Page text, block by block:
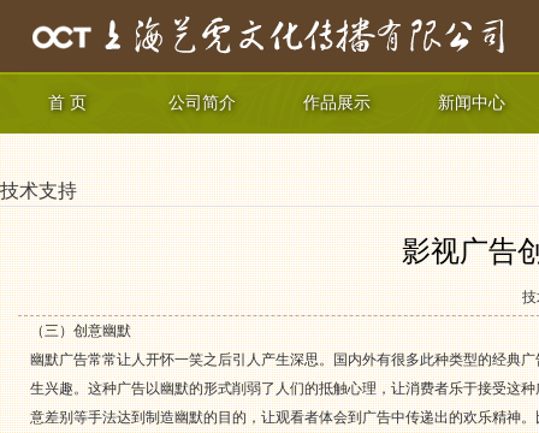
首 页 公司简介 作品展示 新闻中心
技术支持
影视广告
技
（三）创意幽默
幽默广告常常让人开怀一笑之后引人产生深思。国内外有很多此种类型的经典
生兴趣。这种广告以幽默的形式削弱了人们的抵触心理，让消费者乐于接受这
意差别等手法达到制造幽默的目的，让观看者体会到广告中传递出的欢乐精神